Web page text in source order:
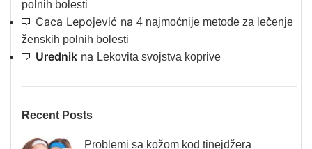
polnih bolesti
Caca Lepojević na 4 najmoćnije metode za lečenje
ženskih polnih bolesti
Urednik na Lekovita svojstva koprive
Recent Posts
Problemi sa kožom kod tinejdžera